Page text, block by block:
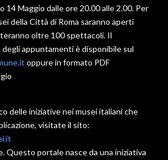
14 Maggio dalle ore 20.00 alle 2.00. Per
della Città di Roma saranno aperti
oltre 100 spettacoli. Il
appuntamenti è disponibile sul
oppure in formato PDF
delle iniziative nei musei italiani che
visitate il sito:
Questo portale nasce da una iniziativa